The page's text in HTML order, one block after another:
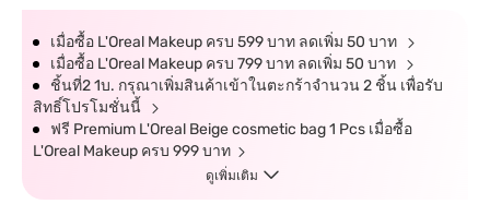
เมื่อซื้อ L'Oreal Makeup ครบ 599 บาท ลดเพิ่ม 50 บาท
เมื่อซื้อ L'Oreal Makeup ครบ 799 บาท ลดเพิ่ม 50 บาท
ชิ้นที่2 1บ. กรุณาเพิ่มสินค้าเข้าในตะกร้าจำนวน 2 ชิ้น เพื่อรับ
สิทธิ์โปรโมชั่นนี้
ฟรี Premium L'Oreal Beige cosmetic bag 1 Pcs เมื่อซื้อ
L'Oreal Makeup ครบ 999 บาท
ดูเพิ่มเติม